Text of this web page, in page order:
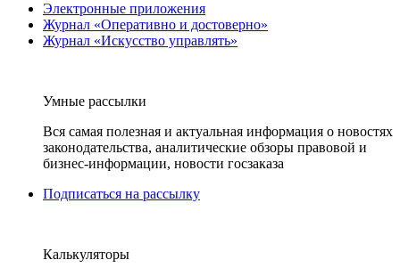
Электронные приложения
Журнал «Оперативно и достоверно»
Журнал «Искусство управлять»
Умные рассылки
Вся самая полезная и актуальная информация о новостях
законодательства, аналитические обзоры правовой и
бизнес-информации, новости госзаказа
Подписаться на рассылку
Калькуляторы